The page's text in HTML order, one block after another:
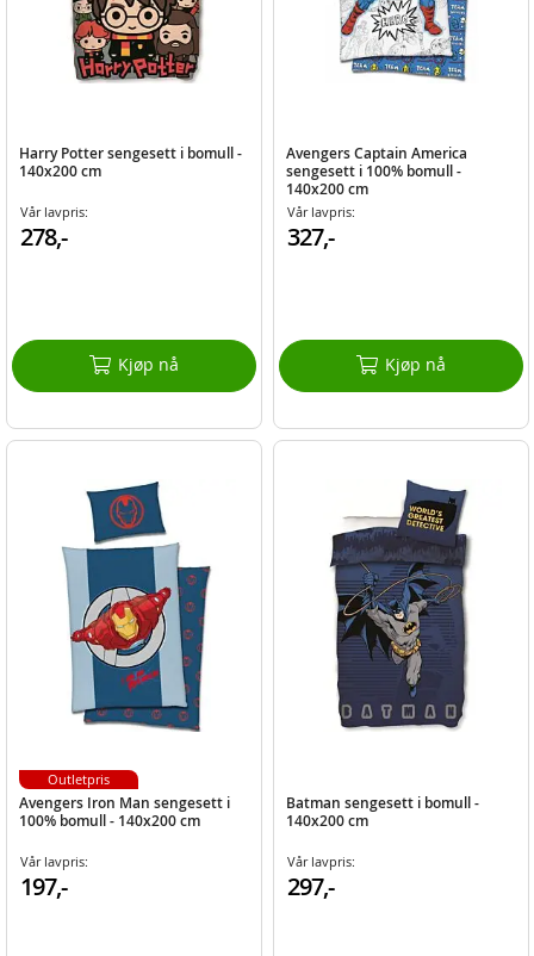
Harry Potter sengesett i bomull -
140x200 cm
Vår lavpris:
278,-
Kjøp nå
Avengers Captain America
sengesett i 100% bomull -
140x200 cm
Vår lavpris:
327,-
Kjøp nå
Avengers Iron Man sengesett i
100% bomull - 140x200 cm
Vår lavpris:
197,-
Outletpris
Batman sengesett i bomull -
140x200 cm
Vår lavpris:
297,-